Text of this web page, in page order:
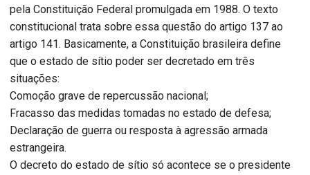
pela Constituição Federal promulgada em 1988. O texto
constitucional trata sobre essa questão do artigo 137 ao
artigo 141. Basicamente, a Constituição brasileira define
que o estado de sítio poder ser decretado em três
situações:
Comoção grave de repercussão nacional;
Fracasso das medidas tomadas no estado de defesa;
Declaração de guerra ou resposta à agressão armada
estrangeira.
O decreto do estado de sítio só acontece se o presidente